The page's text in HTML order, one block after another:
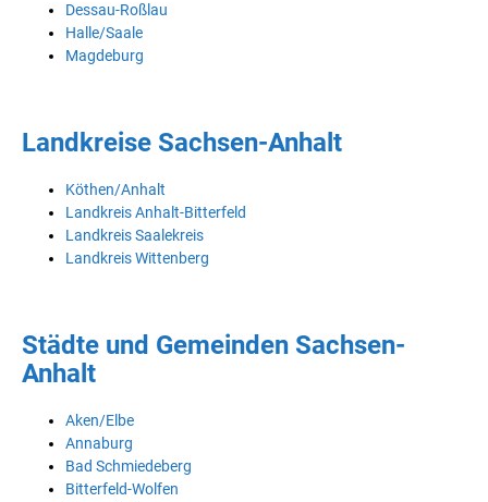
Dessau-Roßlau
Halle/Saale
Magdeburg
Landkreise Sachsen-Anhalt
Köthen/Anhalt
Landkreis Anhalt-Bitterfeld
Landkreis Saalekreis
Landkreis Wittenberg
Städte und Gemeinden Sachsen-
Anhalt
Aken/Elbe
Annaburg
Bad Schmiedeberg
Bitterfeld-Wolfen